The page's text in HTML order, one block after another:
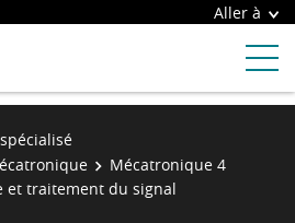
Aller à
Mécatronique 4
et traitement du signal